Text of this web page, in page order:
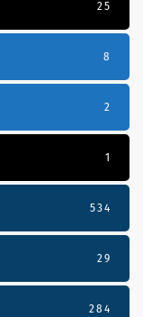
25
8
2
1
534
29
284